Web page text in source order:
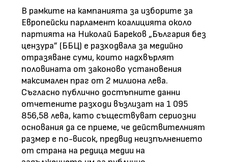
В рамките на кампанията за изборите за
Европейски парламент коалицията около
партията на Николай Бареков „България без
цензура” (ББЦ) е разходвала за медийно
отразяване суми, които надхвърлят
половината от законово установения
максимален праг от 2 милиона лева.
Съгласно публично достъпните данни
отчетените разходи възлизат на 1 095
856,58 лева, като съществуват сериозни
основания да се приеме, че действителният
размер е по-висок, предвид неизпълнението
от страна на редица медии на